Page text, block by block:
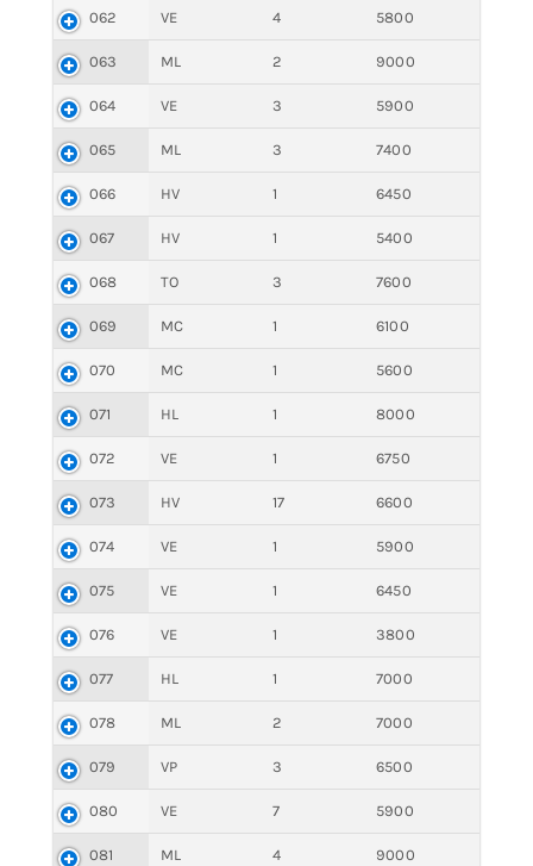
062 VE 4 5800
063 ML 2 9000
064 VE 3 5900
065 ML 3 7400
066 HV 1 6450
067 HV 1 5400
068 TO 3 7600
069 MC 1 6100
070 MC 1 5600
071 HL 1 8000
072 VE 1 6750
073 HV 17 6600
074 VE 1 5900
075 VE 1 6450
076 VE 1 3800
077 HL 1 7000
078 ML 2 7000
079 VP 3 6500
080 VE 7 5900
081 ML 4 9000